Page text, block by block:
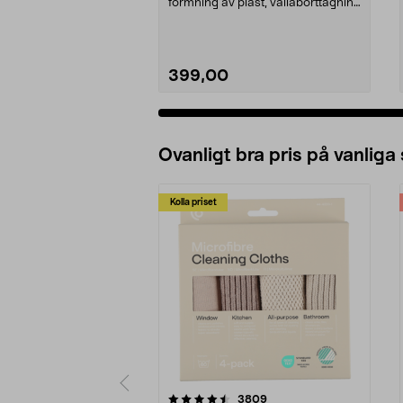
formning av plast, vallaborttagning
399,00
Ovanligt bra pris på vanliga
Kolla priset
3809recensioner
4.0av 5 stjärnor